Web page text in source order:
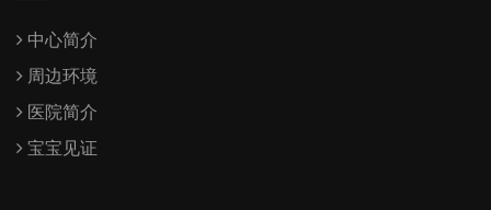
中心简介
周边环境
医院简介
宝宝见证